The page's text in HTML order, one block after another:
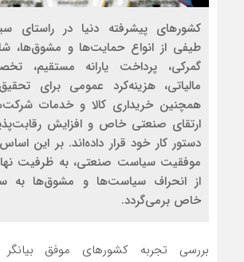
کشورهای پیشرفته دنیا در راستای
طیفی از انواع حمایت‌ها و مشوق‌ها،
گمرکی، پرداخت یارانه مستقیم،
مالیاتی، هزینه‌کرد عمومی برای
همچنین خریداری کالا و خدمات
ارتقای صنعتی خاص و افزایش
دستور کار خود قرار داده‌اند. بر این
موفقیت سیاست صنعتی، به ظرفیت
از انحراف سیاست‌ها و مشوق‌ها به
خاص برمی‌گردد.
بررسی تجربه کشورهای موفق